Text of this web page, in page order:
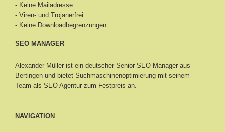
- Keine Mailadresse
- Viren- und Trojanerfrei
- Keine Downloadbegrenzungen
SEO MANAGER
Alexander Müller ist ein deutscher Senior SEO Manager aus
Bertingen und bietet Suchmaschinenoptimierung mit seinem
Team als SEO Agentur zum Festpreis an.
NAVIGATION